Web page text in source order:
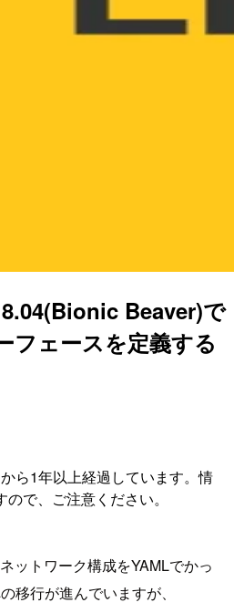
Beaver)で
フェースを定義する
ら1年以上経過しています。情
で、ご注意ください。
ットワーク構成をYAMLでかっ
移行が進んでいますが、